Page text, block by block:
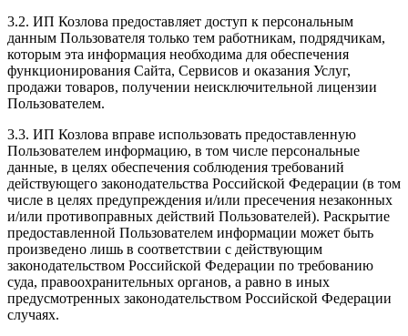
3.2. ИП Козлова предоставляет доступ к персональным
данным Пользователя только тем работникам, подрядчикам,
которым эта информация необходима для обеспечения
функционирования Сайта, Сервисов и оказания Услуг,
продажи товаров, получении неисключительной лицензии
Пользователем.
3.3. ИП Козлова вправе использовать предоставленную
Пользователем информацию, в том числе персональные
данные, в целях обеспечения соблюдения требований
действующего законодательства Российской Федерации (в том
числе в целях предупреждения и/или пресечения незаконных
и/или противоправных действий Пользователей). Раскрытие
предоставленной Пользователем информации может быть
произведено лишь в соответствии с действующим
законодательством Российской Федерации по требованию
суда, правоохранительных органов, а равно в иных
предусмотренных законодательством Российской Федерации
случаях.